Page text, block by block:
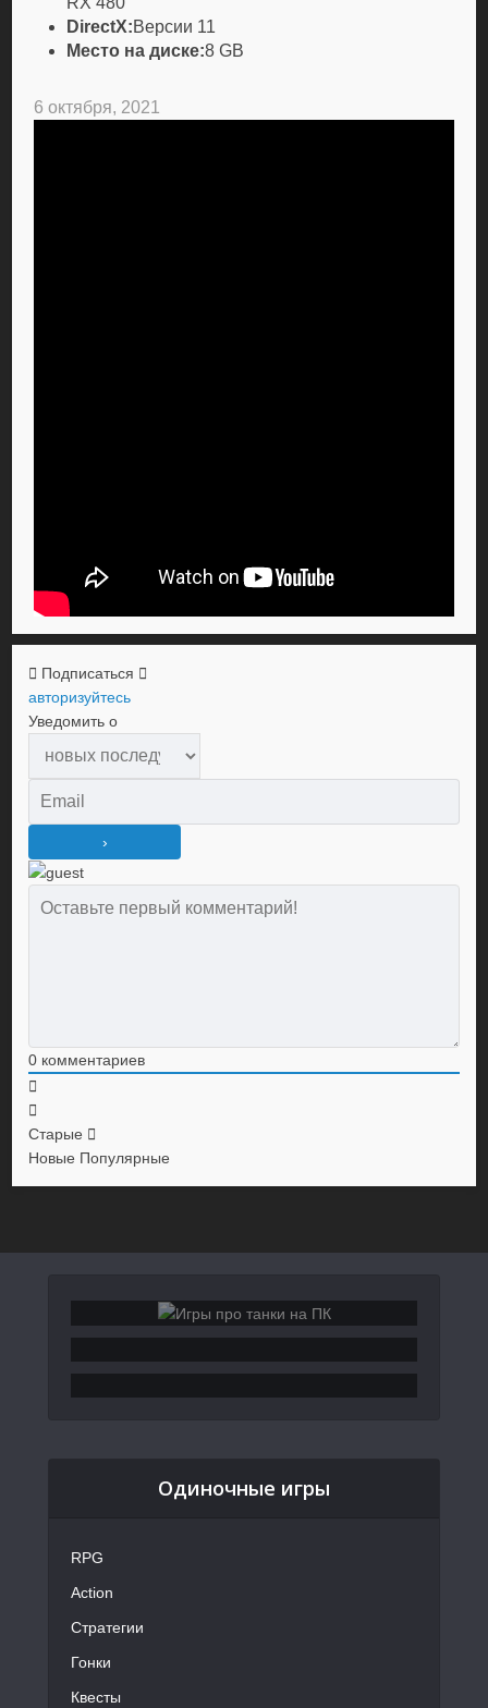
DirectX:Версии 11
Место на диске:8 GB
6 октября, 2021
Подписаться
авторизуйтесь
Уведомить о
0 комментариев
Старые
Новые Популярные
Одиночные игры
RPG
Action
Стратегии
Гонки
Квесты